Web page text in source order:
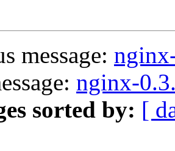
message:
nginx-
sorted by: [